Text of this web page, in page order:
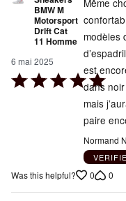
BMW M
Motorsport
Drift Cat
11 Homme
6 mai 2025
Rated
Même
modèles
est
dans
mais
paire
Normand N
Was this helpful? 0 0